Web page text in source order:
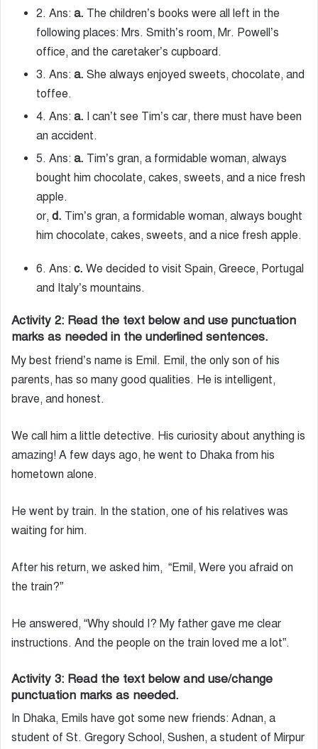
2. Ans: a. The children’s books were all left in the
following places: Mrs. Smith’s room, Mr. Powell’s
office, and the caretaker’s cupboard.
3. Ans: a. She always enjoyed sweets, chocolate, and
toffee.
4. Ans: a. I can’t see Tim’s car, there must have been
an accident.
5. Ans: a. Tim’s gran, a formidable woman, always
bought him chocolate, cakes, sweets, and a nice fresh
apple.
or, d. Tim’s gran, a formidable woman, always bought
him chocolate, cakes, sweets, and a nice fresh apple.
6. Ans: c. We decided to visit Spain, Greece, Portugal
and Italy’s mountains.
Activity 2: Read the text below and use punctuation
marks as needed in the underlined sentences.
My best friend’s name is Emil. Emil, the only son of his
parents, has so many good qualities. He is intelligent,
brave, and honest.
We call him a little detective. His curiosity about anything is
amazing! A few days ago, he went to Dhaka from his
hometown alone.
He went by train. In the station, one of his relatives was
waiting for him.
After his return, we asked him, “Emil, Were you afraid on
the train?”
He answered, “Why should I? My father gave me clear
instructions. And the people on the train loved me a lot”.
Activity 3: Read the text below and use/change
punctuation marks as needed.
In Dhaka, Emils have got some new friends: Adnan, a
student of St. Gregory School, Sushen, a student of Mirpur